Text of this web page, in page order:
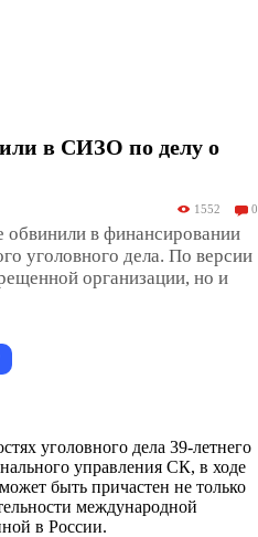
в СИЗО по делу о
1552 0
обвинили в финансировании
уголовного дела. По версии
организации, но и
уголовного дела 39-летнего
управления СК, в ходе
быть причастен не только
международной
в России.